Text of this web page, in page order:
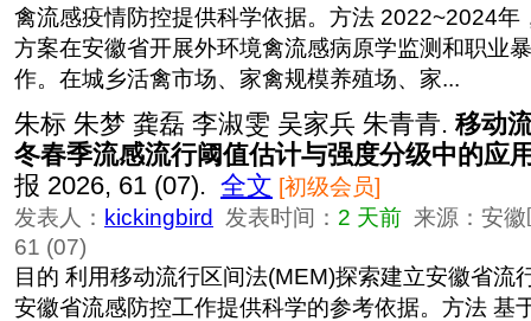
禽流感疫情防控提供科学依据。方法 2022~2024年
方案在安徽省开展外环境禽流感病原学监测和职业
作。在城乡活禽市场、家禽规模养殖场、家...
朱标 朱梦 龚磊 李淑雯 吴家兵 朱青青. 移动
冬春季流感流行阈值估计与强度分级中的应
报 2026, 61 (07). 全文 [初级会员]
发表人： kickingbird 发表时间： 2 天前 来源：安
61 (07)
目的 利用移动流行区间法(MEM)探索建立安徽省流
安徽省流感防控工作提供科学的参考依据。方法 基